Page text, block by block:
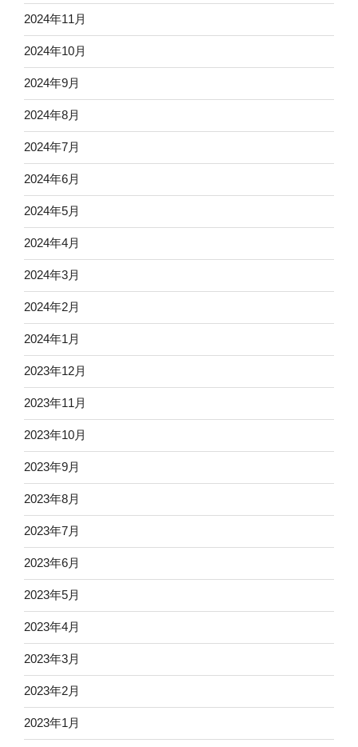
2024年11月
2024年10月
2024年9月
2024年8月
2024年7月
2024年6月
2024年5月
2024年4月
2024年3月
2024年2月
2024年1月
2023年12月
2023年11月
2023年10月
2023年9月
2023年8月
2023年7月
2023年6月
2023年5月
2023年4月
2023年3月
2023年2月
2023年1月